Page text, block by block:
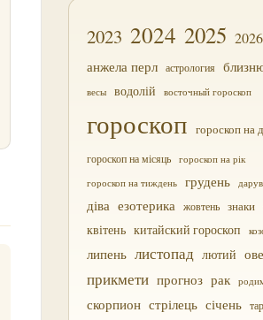
2023 2024 2025 2026
анжела перл астрология
весы водолій восточный гороскоп
гороскоп гороскоп на
гороскоп на місяць
гороскоп на рік
гороскоп на тиждень
грудень
діва езотерика жовтень знаки
квітень китайский гороскоп
липень листопад лютий
прикмети прогноз рак
скорпион стрілець січень